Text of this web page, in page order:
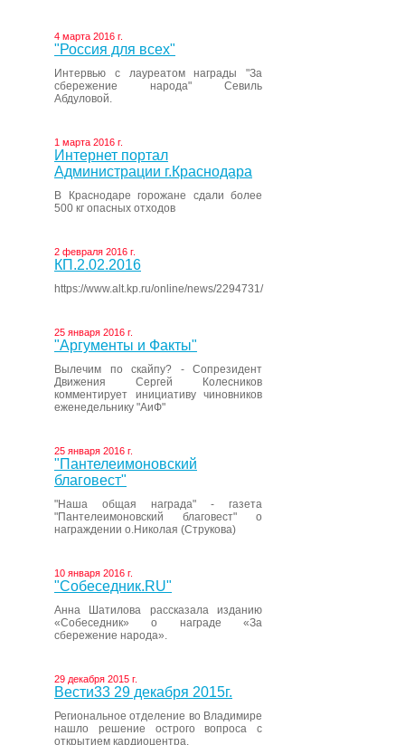
4 марта 2016 г.
"Россия для всех"
Интервью с лауреатом награды "За
сбережение народа" Севиль
Абдуловой.
1 марта 2016 г.
Интернет портал
Администрации г.Краснодара
В Краснодаре горожане сдали более
500 кг опасных отходов
2 февраля 2016 г.
КП.2.02.2016
https://www.alt.kp.ru/online/news/2294731/
25 января 2016 г.
"Аргументы и Факты"
Вылечим по скайпу? - Сопрезидент
Движения Сергей Колесников
комментирует инициативу чиновников
еженедельнику "АиФ"
25 января 2016 г.
"Пантелеимоновский
благовест"
"Наша общая награда" - газета
"Пантелеимоновский благовест" о
награждении о.Николая (Струкова)
10 января 2016 г.
"Собеседник.RU"
Анна Шатилова рассказала изданию
«Собеседник» о награде «За
сбережение народа».
29 декабря 2015 г.
Вести33 29 декабря 2015г.
Региональное отделение во Владимире
нашло решение острого вопроса с
открытием кардиоцентра.